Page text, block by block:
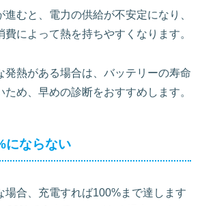
むと、電力の供給が不安定になり、
によって熱を持ちやすくなります。
発熱がある場合は、バッテリーの寿命
め、早めの診断をおすすめします。
にならない
場合、充電すれば100%まで達します